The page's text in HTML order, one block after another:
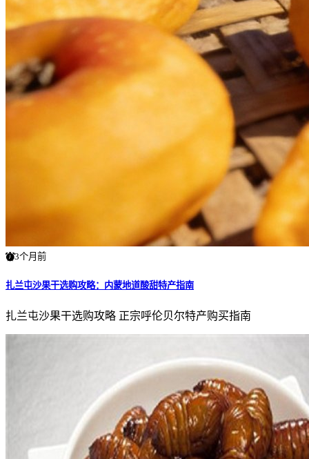
3个月前
扎兰屯沙果干选购攻略：内蒙地道酸甜特产指南
扎兰屯沙果干选购攻略 正宗呼伦贝尔特产购买指南